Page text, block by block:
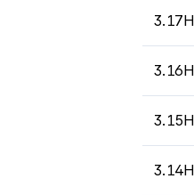
3.17H
3.16H
3.15H
3.14H